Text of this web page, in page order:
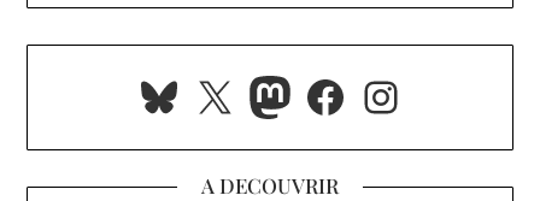
Bluesky
X Mastodon
Facebook
A DECOUVRIR